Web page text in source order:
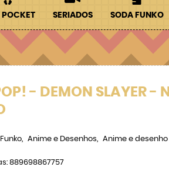
POCKET SERIADOS SODA FUNKO
- DEMON SLAYER -
Funko Anime e Desenhos
Anime e desenho
889698867757